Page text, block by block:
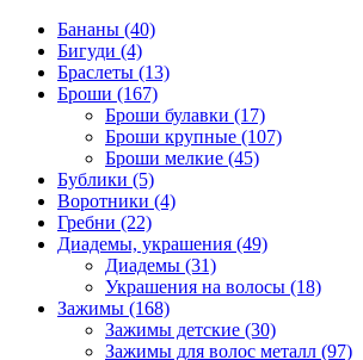
Бананы (40)
Бигуди (4)
Браслеты (13)
Броши (167)
Броши булавки (17)
Броши крупные (107)
Броши мелкие (45)
Бублики (5)
Воротники (4)
Гребни (22)
Диадемы, украшения (49)
Диадемы (31)
Украшения на волосы (18)
Зажимы (168)
Зажимы детские (30)
Зажимы для волос металл (97)